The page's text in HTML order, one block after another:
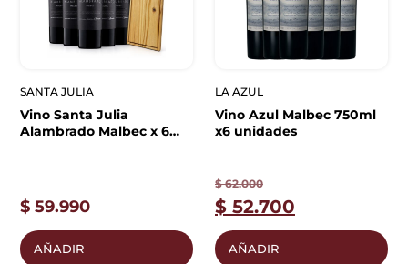
SANTA JULIA
Vino Santa Julia
Alambrado Malbec x 6
$ 59.990
AÑADIR
LA AZUL
Vino Azul Malbec 750ml
x6 unidades
$62.000
$ 52.700
AÑADIR